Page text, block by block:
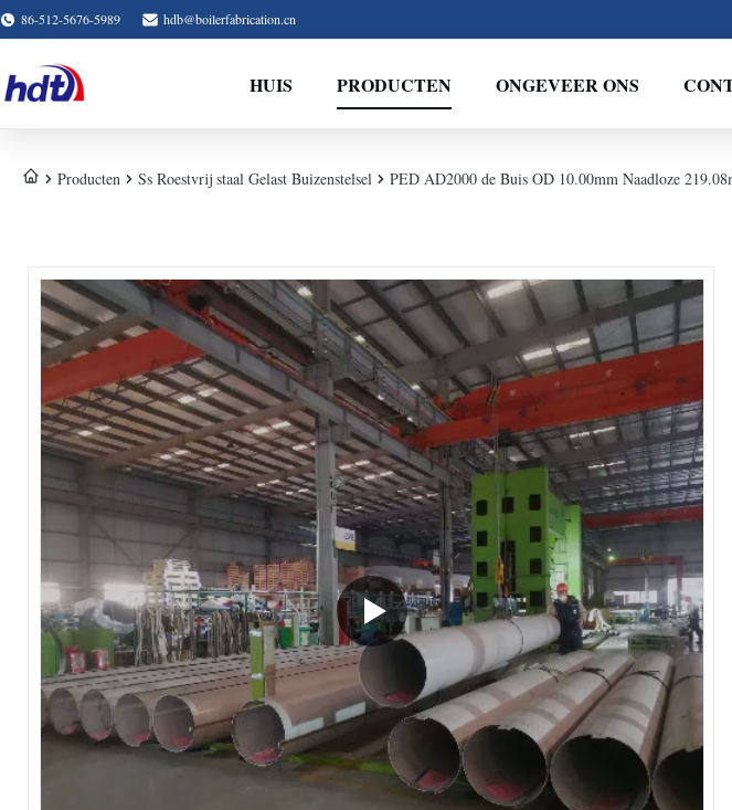
86-512-5676-5989 hdb@boilerfabrication.cn
HUIS PRODUCTEN ONGEVEER ONS
Producten Ss Roestvrij staal Gelast Buizenstelsel PED AD2000 de Buis OD 10.00mm Naadloze